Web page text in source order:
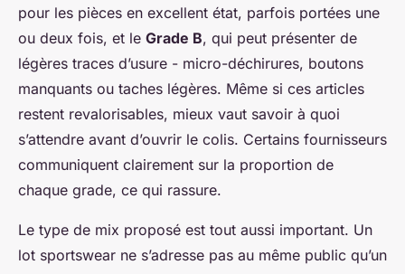
pour les pièces en excellent état, parfois portées une
ou deux fois, et le Grade B, qui peut présenter de
légères traces d’usure - micro-déchirures, boutons
manquants ou taches légères. Même si ces articles
restent revalorisables, mieux vaut savoir à quoi
s’attendre avant d’ouvrir le colis. Certains fournisseurs
communiquent clairement sur la proportion de
chaque grade, ce qui rassure.
Le type de mix proposé est tout aussi important. Un
lot sportswear ne s’adresse pas au même public qu’un